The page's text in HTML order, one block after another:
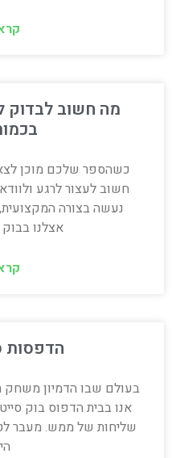
מה חשוב לבדוק
כשהספר שלכם מוכן
חשוב לעצור לרגע
נעשה בצורה
אצלנו
הדפסות
בעולם שבו הדמיון משחק
אנו בבית הדפוס בוק
שליחות של ממש. מעבר